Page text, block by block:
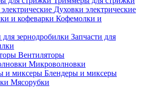
Духовки электрические
Кофемолки и
Запчасти для
Вентиляторы
Микроволновки
Блендеры и миксеры
Мясорубки